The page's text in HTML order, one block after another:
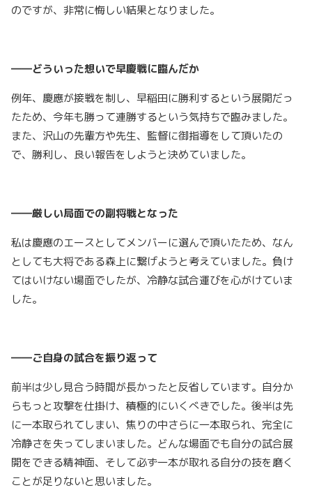
のですが、非常に悔しい結果となりました。
――どういった想いで早慶戦に臨んだか
例年、慶應が接戦を制し、早稲田に勝利するという展開だっ
たため、今年も勝って連勝するという気持ちで臨みました。
また、沢山の先輩方や先生、監督に御指導をして頂いたの
で、勝利し、良い報告をしようと決めていました。
――厳しい局面での副将戦となった
私は慶應のエースとしてメンバーに選んで頂いたため、なん
としても大将である森上に繋げようと考えていました。負け
てはいけない場面でしたが、冷静な試合運びを心がけていま
した。
――ご自身の試合を振り返って
前半は少し見合う時間が長かったと反省しています。自分か
らもっと攻撃を仕掛け、積極的にいくべきでした。後半は先
に一本取られてしまい、焦りの中さらに一本取られ、完全に
冷静さを失ってしまいました。どんな場面でも自分の試合展
開をできる精神面、そして必ず一本が取れる自分の技を磨く
ことが足りないと思いました。